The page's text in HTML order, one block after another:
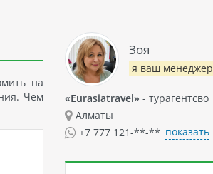
на
Чем
Зоя
я ваш менеджер
«Eurasiatravel» - турагентсво
Алматы
+7 777 121-**-** показать